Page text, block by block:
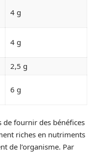
4 g
4 g
2,5 g
6 g
de fournir des bénéfices
riches en nutriments
de l’organisme. Par